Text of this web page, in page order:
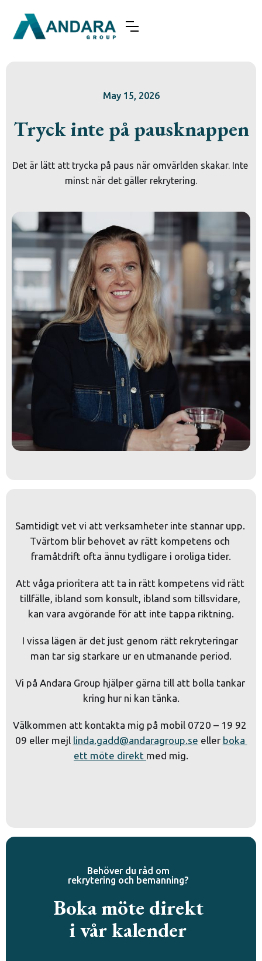
May 15, 2026
Tryck inte på pausknappen
Det är lätt att trycka på paus när omvärlden skakar. Inte
minst när det gäller rekrytering.
Samtidigt vet vi att verksamheter inte stannar upp.
Tvärtom blir behovet av rätt kompetens och
framåtdrift ofta ännu tydligare i oroliga tider.
Att våga prioritera att ta in rätt kompetens vid rätt
tillfälle, ibland som konsult, ibland som tillsvidare,
kan vara avgörande för att inte tappa riktning.
I vissa lägen är det just genom rätt rekryteringar
man tar sig starkare ur en utmanande period.
Vi på Andara Group hjälper gärna till att bolla tankar
kring hur ni kan tänka.
Välkommen att kontakta mig på mobil 0720 – 19 92
09 eller mejl linda.gadd@andaragroup.se eller boka
ett möte direkt med mig.
Behöver du råd om
rekrytering och bemanning?
Boka möte direkt
i vår kalender